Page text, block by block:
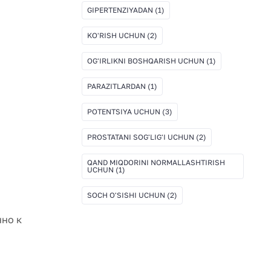
к
GIPERTENZIYADAN (1)
KO'RISH UCHUN (2)
OG'IRLIKNI BOSHQARISH UCHUN (1)
PARAZITLARDAN (1)
POTENTSIYA UCHUN (3)
PROSTATANI SOG'LIG'I UCHUN (2)
QAND MIQDORINI NORMALLASHTIRISH
UCHUN (1)
SOCH O'SISHI UCHUN (2)